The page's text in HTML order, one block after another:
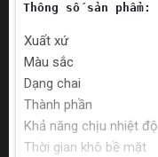
Thông số sản phẩm:
Xuất xứ
Màu sắc
Dạng chai
Thành phần
Khả năng chịu nhiệt độ
Thời gian khô bề mặt